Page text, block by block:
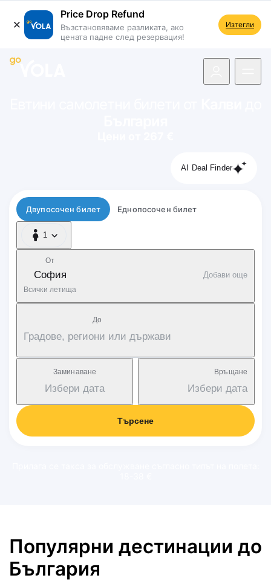
Price Drop Refund
Възстановяваме разликата, ако
цената падне след резервация!
Изтегли
AI Deal Finder
Тип полет
Двупосочен билет Еднопосочен билет
1
1 Пътник
От
София
Всички летища
Добави още
Дo
Градове, региони или държави
Заминаване
Избери дата
Връщане
Избери дата
Търсене
Популярни дестинации до
България